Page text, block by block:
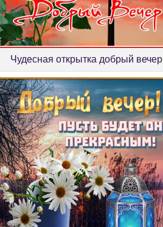
Чудесная открытка добрый вечер